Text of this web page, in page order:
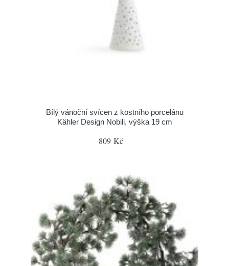
Bílý vánoční svícen z kostního porcelánu
Kähler Design Nobili, výška 19 cm
809 Kč